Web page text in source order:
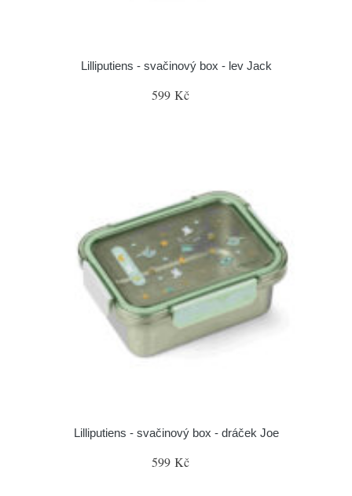
Lilliputiens - svačinový box - lev Jack
599 Kč
Lilliputiens - svačinový box - dráček Joe
599 Kč